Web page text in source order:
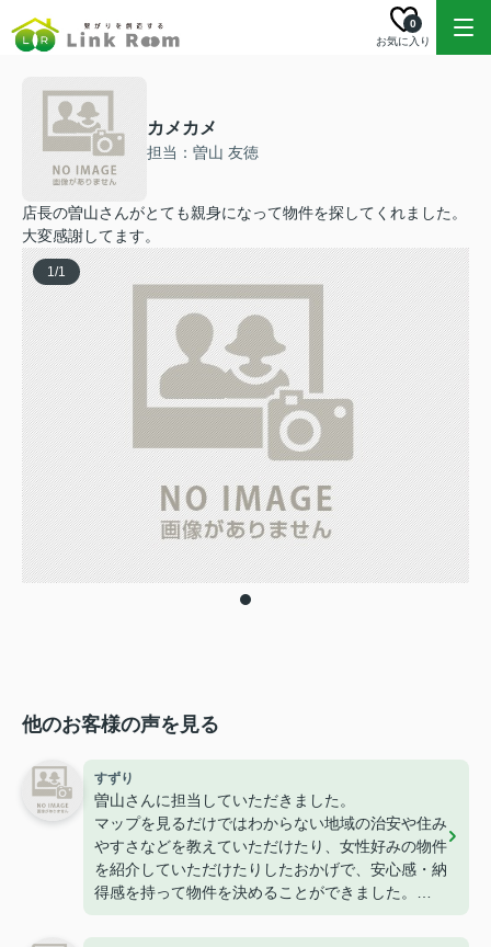
お気に入り
0
カメカメ
担当：曽山 友徳
店長の曽山さんがとても親身になって物件を探してくれました。
大変感謝してます。
1/1
他のお客様の声を見る
すずり
曽山さんに担当していただきました。
マップを見るだけではわからない地域の治安や住み
やすさなどを教えていただけたり、女性好みの物件
を紹介していただけたりしたおかげで、安心感・納
得感を持って物件を決めることができました。